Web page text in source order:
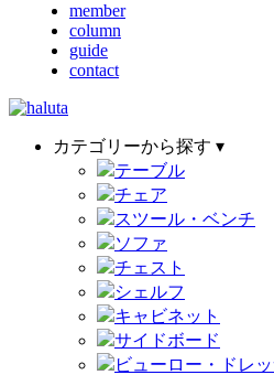
member
column
guide
contact
カテゴリーから探す ▾
テーブル
チェア
スツール・ベンチ
ソファ
チェスト
シェルフ
キャビネット
サイドボード
ビューロー・ドレ